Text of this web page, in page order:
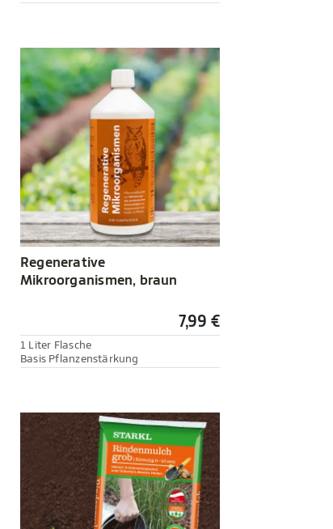
Regenerative
Mikroorganismen, braun
7,99 €
1 Liter Flasche
Basis Pflanzenstärkung